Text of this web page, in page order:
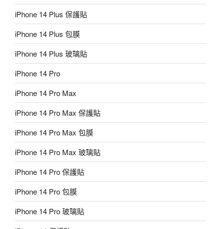
iPhone 14 Plus 保護貼
iPhone 14 Plus 包膜
iPhone 14 Plus 玻璃貼
iPhone 14 Pro
iPhone 14 Pro Max
iPhone 14 Pro Max 保護貼
iPhone 14 Pro Max 包膜
iPhone 14 Pro Max 玻璃貼
iPhone 14 Pro 保護貼
iPhone 14 Pro 包膜
iPhone 14 Pro 玻璃貼